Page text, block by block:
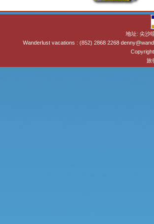
地址: 尖沙
Wanderlust vacations : (852) 2868 2268
旅